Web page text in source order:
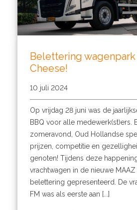
Belettering
Cheese!
10 juli 2024
Op vrijdag 28 juni was de
BBQ voor alle medewerk(st)ers.
zomeravond, Oud Hollandse
prijzen, competitie en
genoten! Tijdens deze
vrachtwagen in de nieuwe MAAZ
belettering gepresenteerd. De
FM was als eerste aan [...]